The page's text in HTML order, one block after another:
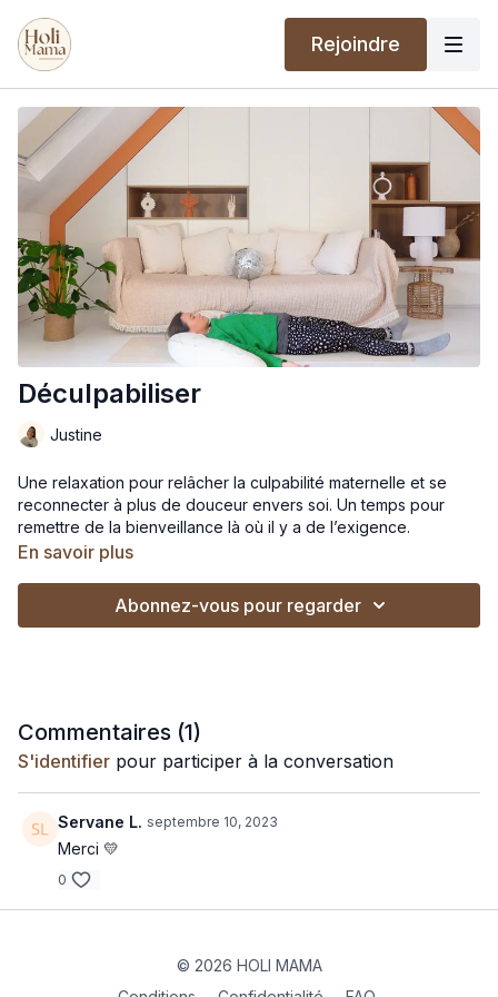
Rejoindre
Déculpabiliser
Justine
Une relaxation pour relâcher la culpabilité maternelle et se
reconnecter à plus de douceur envers soi. Un temps pour
remettre de la bienveillance là où il y a de l’exigence.
Lance cette playlist sur Spotify
En savoir plus
Abonnez-vous pour regarder
Commentaires (1)
S'identifier pour participer à la conversation
Servane L. septembre 10, 2023
Merci 💛
0
© 2026 HOLI MAMA